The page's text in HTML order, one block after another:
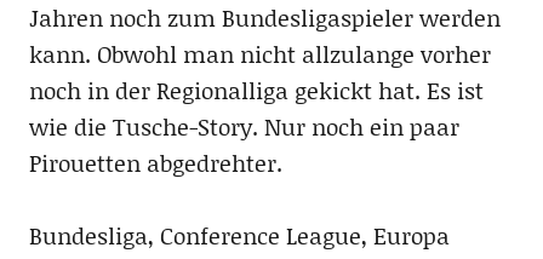
Jahren noch zum Bundesligaspieler werden
kann. Obwohl man nicht allzulange vorher
noch in der Regionalliga gekickt hat. Es ist
wie die Tusche-Story. Nur noch ein paar
Pirouetten abgedrehter.
Bundesliga, Conference League, Europa